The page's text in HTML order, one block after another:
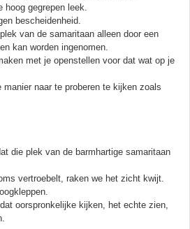
gegrepen leek.
bescheidenheid.
van de samaritaan alleen door een
kan worden ingenomen.
met je openstellen voor dat wat op je
naar te proberen te kijken zoals
die plek van de barmhartige samaritaan
vertroebelt, raken we het zicht kwijt.
oorspronkelijke kijken, het echte zien,